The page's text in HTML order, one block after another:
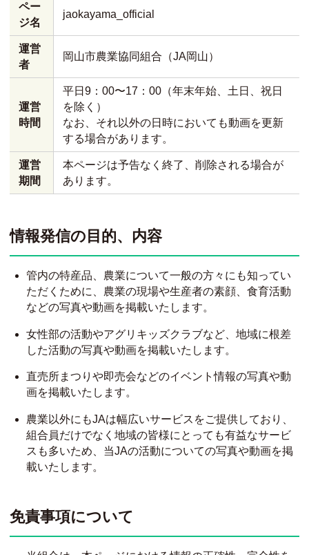
ペー
ジ名
jaokayama_official
運営
者
岡山市農業協同組合（JA岡山）
運営
時間
平日9：00〜17：00（年末年始、土日、祝日
を除く）
なお、それ以外の日時においても動画を更新
する場合があります。
運営
期間
本ページは予告なく終了、削除される場合が
あります。
情報発信の目的、内容
管内の特産品、農業について一般の方々にも知ってい
ただくために、農業の現場や生産者の素顔、食育活動
などの写真や動画を掲載いたします。
女性部の活動やアグリキッズクラブなど、地域に根差
した活動の写真や動画を掲載いたします。
直売所まつりや即売会などのイベント情報の写真や動
画を掲載いたします。
農業以外にもJAは幅広いサービスをご提供しており、
組合員だけでなく地域の皆様にとっても有益なサービ
スも多いため、当JAの活動についての写真や動画を掲
載いたします。
免責事項について